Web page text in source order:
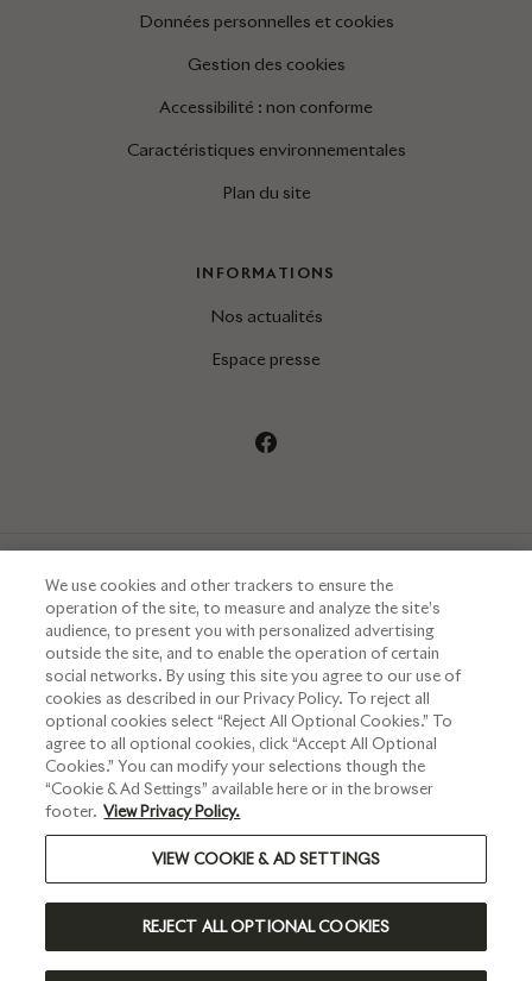
Données personnelles et cookies
Gestion des cookies
Accessibilité : non conforme
Caractéristiques environnementales
Plan du site
INFORMATIONS
Nos actualités
Espace presse
Interdiction de vente de boissons alcooliques aux mineurs de
moins de 18 ans. La preuve de majorité de l’acheteur est exigée au
moment de la vente en ligne
CODE DE LA SANTÉ PUBLIQUE.ART L.3342-1 ET L.3353-3
L'ABUS D’ALCOOL EST DANGEREUX POUR LA SANTÉ, À
CONSOMMER AVEC MODÉRATION
©2024 RUINART - TOUS DROITS RÉSERVÉS
We use cookies and other trackers to ensure the
operation of the site, to measure and analyze the site’s
audience, to present you with personalized advertising
outside the site, and to enable the operation of certain
social networks. By using this site you agree to our use of
cookies as described in our Privacy Policy. To reject all
optional cookies select “Reject All Optional Cookies.” To
agree to all optional cookies, click “Accept All Optional
Cookies.” You can modify your selections though the
“Cookie & Ad Settings” available here or in the browser
footer. View Privacy Policy.
VIEW COOKIE & AD SETTINGS
REJECT ALL OPTIONAL COOKIES